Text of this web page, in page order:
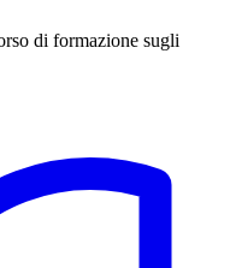
di formazione sugli